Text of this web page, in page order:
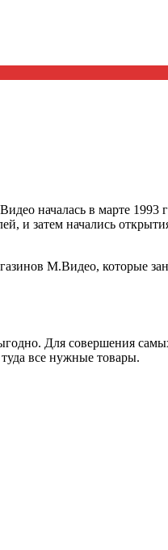
началась в марте
и затем начались
М.Видео, которые
Для совершения
все нужные товары.